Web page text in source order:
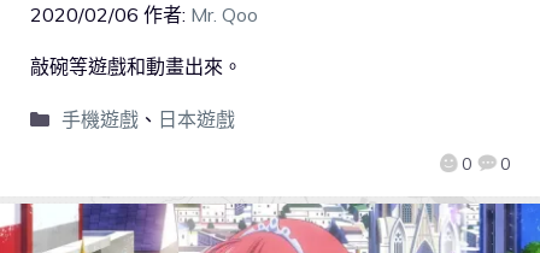
2020/02/06 作者: Mr. Qoo
0 0
敲碗等遊戲和動畫出來。
手機遊戲、 日本遊戲